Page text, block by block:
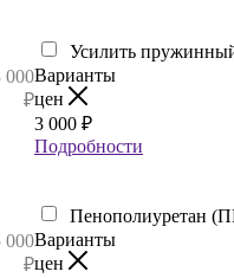
Усилить
000
₽
Варианты
цен
3 000 ₽
Подробности
Пенополиуретан
000
₽
Варианты
цен